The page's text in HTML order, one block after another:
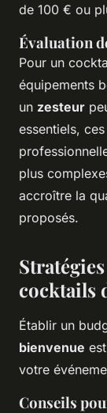
de 100 € ou
Évaluation
Pour un
équipements
un zesteur
essentiels,
plus
accroître la
proposés.
cocktails
Établir un
bienvenue
votre
Conseils